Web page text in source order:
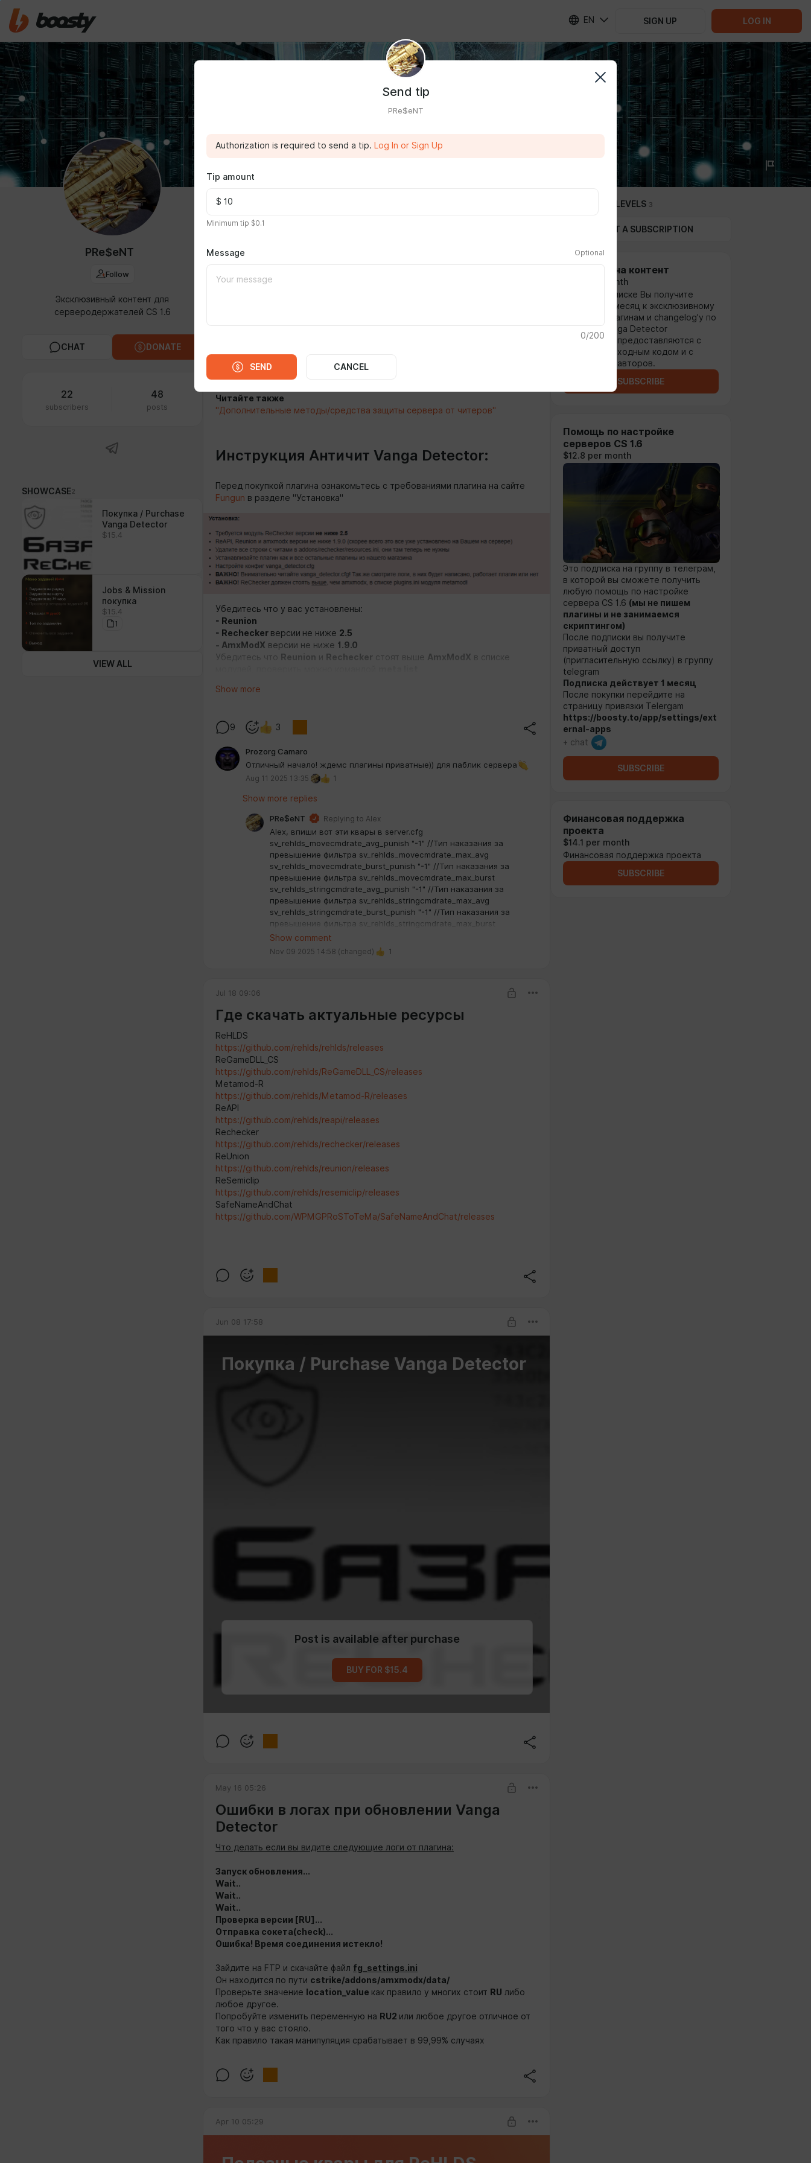
EN SIGN UP LOG IN
PRe$eNT
Follow
Эксклюзивный контент для
серверодержателей CS 1.6
CHAT DONATE
22
subscribers
48
posts
SHOWCASE2
Покупка / Purchase
Vanga Detector
$15.4
Jobs & Mission
покупка
$15.4
1
VIEW ALL
ABOUT
FEED MEDIA
Vanga Detector
- Античит Vanga Detector
ECD Helper
- Новейший сканер читов
Читайте также
"Дополнительные методы/средства защиты сервера от читеров"
Инструкция Античит Vanga Detector:
Перед покупкой плагина ознакомьтесь с требованиями плагина на сайте
Fungun в разделе "Установка"
Убедитесь что у вас установлены:
- Reunion
- Rechecker версии не ниже 2.5
- AmxModX версии не ниже 1.9.0
Убедитесь что Reunion и Rechecker стоят выше AmxModX в списке
Файл должен быть полностью пустым!
Покупка
Далее переходим на сайт покупки
регистрации не получится купить)
Show more
9 3
Prozorg Camaro
Отличный начало! ждемс плагины приватные)) для паблик сервера
Aug 11 2025 13:35 1
Show more replies
PRe$eNT Replying to Alex
Alex, впиши вот эти квары в server.cfg
sv_rehlds_movecmdrate_avg_punish "-1" //Тип наказания за
превышение фильтра sv_rehlds_movecmdrate_max_avg
sv_rehlds_movecmdrate_burst_punish "-1" //Тип наказания за
превышение фильтра sv_rehlds_movecmdrate_max_burst
sv_rehlds_stringcmdrate_avg_punish "-1" //Тип наказания за
превышение фильтра sv_rehlds_stringcmdrate_max_avg
sv_rehlds_stringcmdrate_burst_punish "-1" //Тип наказания за
превышение фильтра sv_rehlds_stringcmdrate_max_burst
sv_rehlds_stringcmdrate_max_burst "10000" //кол-во
разрешённых cmd команд от клиента к серверу (максимальное
пиковое значение)
разрешённых команд от клиента к серверу (максимальное
команд от клиента к серверу (максимальное среднее значение)
Show comment
Nov 09 2025 14:58 (changed) 1
Jul 18 09:06
Где скачать актуальные ресурсы
ReHLDS
https://github.com/rehlds/rehlds/releases
ReGameDLL_CS
https://github.com/rehlds/ReGameDLL_CS/releases
Metamod-R
https://github.com/rehlds/Metamod-R/releases
ReAPI
https://github.com/rehlds/reapi/releases
Rechecker
https://github.com/rehlds/rechecker/releases
ReUnion
https://github.com/rehlds/reunion/releases
ReSemiclip
https://github.com/rehlds/resemiclip/releases
SafeNameAndChat
https://github.com/WPMGPRoSToTeMa/SafeNameAndChat/releases
Jun 08 17:58
Покупка / Purchase Vanga Detector
Post is available after purchase
BUY FOR $15.4
May 16 05:26
Ошибки в логах при обновлении Vanga
Detector
Что делать если вы видите следующие логи от плагина:
Запуск обновления...
Wait..
Wait..
Wait..
Проверка версии [RU]...
Отправка сокета(check)...
Ошибка! Время соединения истекло!
Зайдите на FTP и скачайте файл fg_settings.ini
Он находится по пути cstrike/addons/amxmodx/data/
Проверьте значение
location_value как правило у многих стоит RU либо
любое другое.
Попробуйте изменить переменную на RU2 или любое другое отличное от
того что у вас стояло.
Как правило такая манипуляция срабатывает в 99,99% случаях
Apr 10 05:29
SUBSCRIPTION LEVELS 3
GIFT A SUBSCRIPTION
Подписка на контент
$6.4 per month
По этой подписке Вы получите
доступ на 1 месяц к эксклюзивному
контенту, плагинам и changelog'у по
античиту Vanga Detector
Все плагины предоставляются с
открытым исходным кодом и с
разрешения авторов.
SUBSCRIBE
Помощь по настройке
серверов CS 1.6
$12.8 per month
Это подписка на группу в телеграм,
в которой вы сможете получить
любую помощь по настройке
сервера CS 1.6 (мы не пишем
плагины и не занимаемся
скриптингом)
После подписки вы получите
приватный доступ
(пригласительную ссылку) в группу
telegram
Подписка действует 1 месяц
После покупки перейдите на
страницу привязки Telergam
https://boosty.to/app/settings/ext
ernal-apps
+ chat
SUBSCRIBE
Финансовая поддержка
проекта
$14.1 per month
Финансовая поддержка проекта
SUBSCRIBE
Send tip
PRe$eNT
Authorization is required to send a tip. Log In or Sign Up
Tip amount
Minimum tip $0.1
Message Optional
0/200
SEND CANCEL